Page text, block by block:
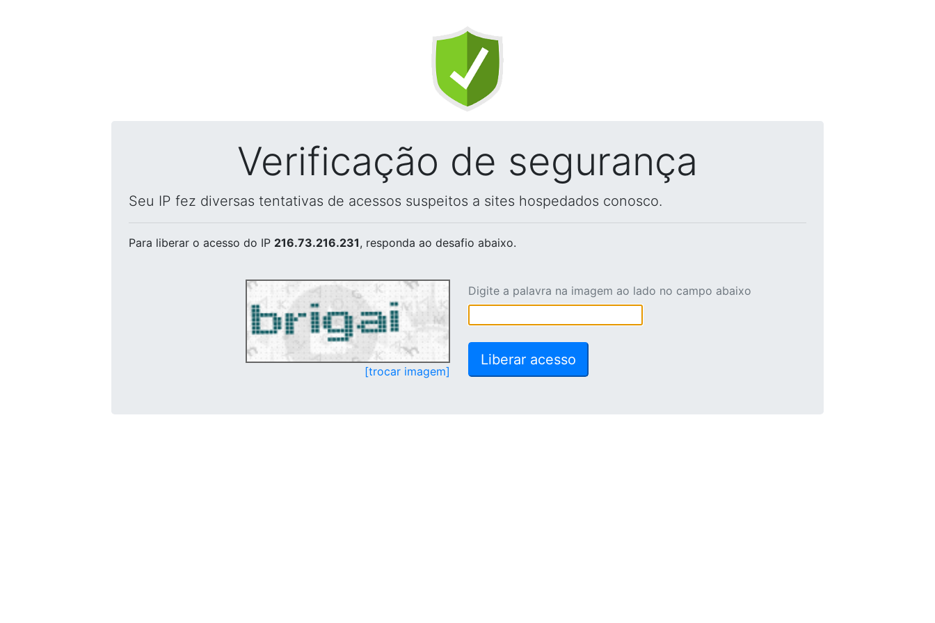
Verificação de segurança
Seu IP fez diversas tentativas de acessos suspeitos a sites hospedados conosco.
Para liberar o acesso do IP 216.73.216.231, responda ao desafio abaixo.
[trocar imagem]
Digite a palavra na imagem ao lado no campo abaixo